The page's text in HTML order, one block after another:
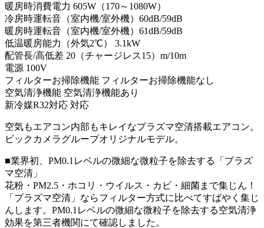
暖房時消費電力 605W（170～1080W）
冷房時運転音（室内機/室外機）60dB/59dB
暖房時運転音（室内機/室外機）61dB/59dB
低温暖房能力（外気2℃） 3.1kW
配管長/高低差 20（チャージレス15）m/10m
電源 100V
フィルターお掃除機能 フィルターお掃除機能なし
空気清浄機能 空気清浄機能あり
新冷媒R32対応 対応
空気もエアコン内部もキレイなプラズマ空清搭載エアコン。
ビックカメラグループオリジナルモデル。
■業界初、PM0.1レベルの微細な微粒子を除去する「プラズ
マ空清」
花粉・PM2.5・ホコリ・ウイルス・カビ・細菌まで集じん！
「プラズマ空清」ならフィルター方式に比べてすばやく集じ
んします。PM0.1レベルの微細な微粒子を除去する空気清浄
効果を第三者機関にて確認しました。